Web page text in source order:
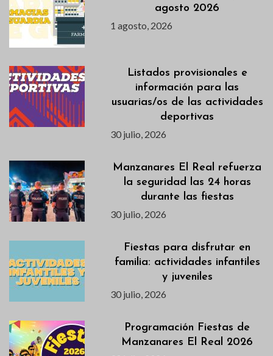
agosto 2026
1 agosto, 2026
Listados provisionales e
información para las
usuarias/os de las actividades
deportivas
30 julio, 2026
Manzanares El Real refuerza
la seguridad las 24 horas
durante las fiestas
30 julio, 2026
Fiestas para disfrutar en
familia: actividades infantiles
y juveniles
30 julio, 2026
Programación Fiestas de
Manzanares El Real 2026